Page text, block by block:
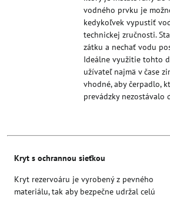
vodného prvku je
kedykoľvek vypustiť
technickej zručnosti.
zátku a nechať vodu
Ideálne využitie tohto
užívateľ najmä v čase
vhodné, aby čerpadlo,
prevádzky
Kryt s ochrannou sieťkou
Kryt rezervoáru je vyrobený z pevného
materiálu, tak aby bezpečne udržal celú